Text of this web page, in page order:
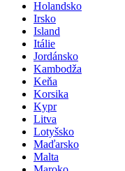
Holandsko
Irsko
Island
Itálie
Jordánsko
Kambodža
Keňa
Korsika
Kypr
Litva
Lotyšsko
Maďarsko
Malta